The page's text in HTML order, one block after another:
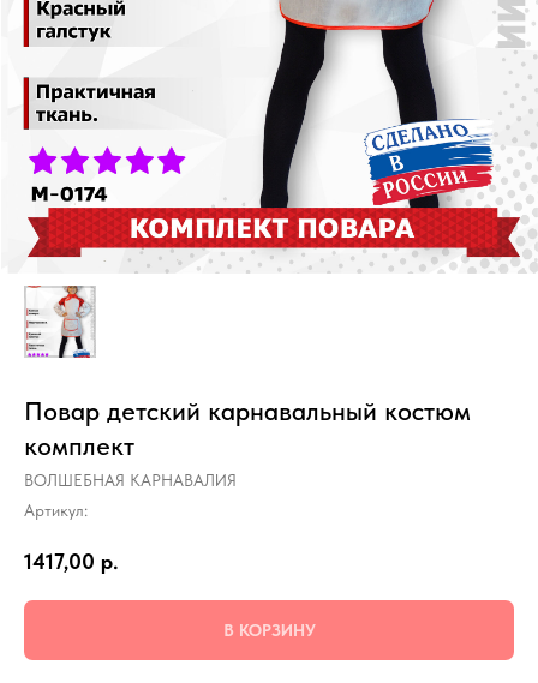
Повар детский карнавальный костюм
комплект
ВОЛШЕБНАЯ КАРНАВАЛИЯ
Артикул:
1417,00 р.
В КОРЗИНУ